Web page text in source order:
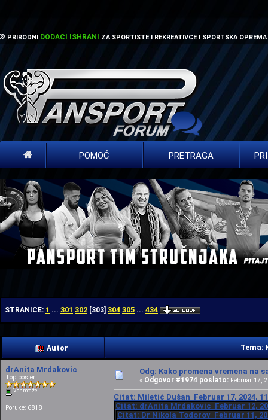
PRIRODNI DODACI ISHRANI ZA SPORTISTE I REKREATIVCE I SPORTSKA OPREMA
POMOĆ PRETRAGA
STRANICE: 1 ... 301 302 [303] 304 305 ... 434
Autor Tema:
drAnita Mrdakovic
Top poster
Van mreže
Poruke: 6818
Odg: Kako promena vremena na
« Odgovor #1974 poslato: Februar 17,
Citat: Miletić Dušan Februar 17, 2024,
Citat: drAnita Mrdakovic Februar 12,
Citat: Dr Nikola Todorov Februar 11,